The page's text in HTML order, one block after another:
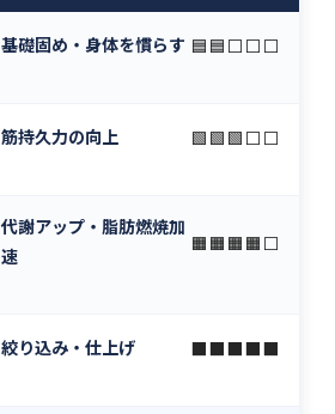
基礎固め・身体を慣らす 🟦🟦⬜⬜⬜
筋持久力の向上 🟩🟩🟩⬜⬜
代謝アップ・脂肪燃焼加
速
🟧🟧🟧🟧⬜
絞り込み・仕上げ ⬛⬛⬛⬛⬛